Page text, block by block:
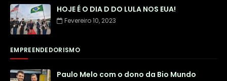
HOJE É O DIA D DO LULA NOS EUA!
Fevereiro 10, 2023
EMPREENDEDORISMO
Paulo Melo com o dono da Bio Mundo